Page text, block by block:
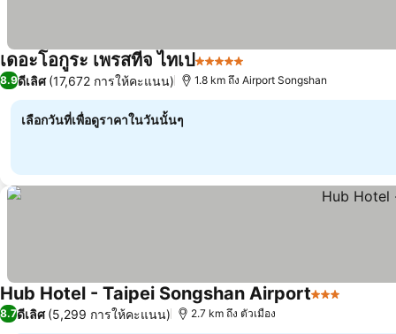
เดอะโอกูระ เพรสทีจ ไทเป5 ดาว
8.9ดีเลิศ (17,672 การให้คะแนน) 1.8 km ถึง Airport Songshan
เลือกวันที่เพื่อดูราคาในวันนั้นๆ
Hub Hotel - Taipei Songshan Airport3 ดาว
8.7ดีเลิศ (5,299 การให้คะแนน) 2.7 km ถึง ตัวเมือง